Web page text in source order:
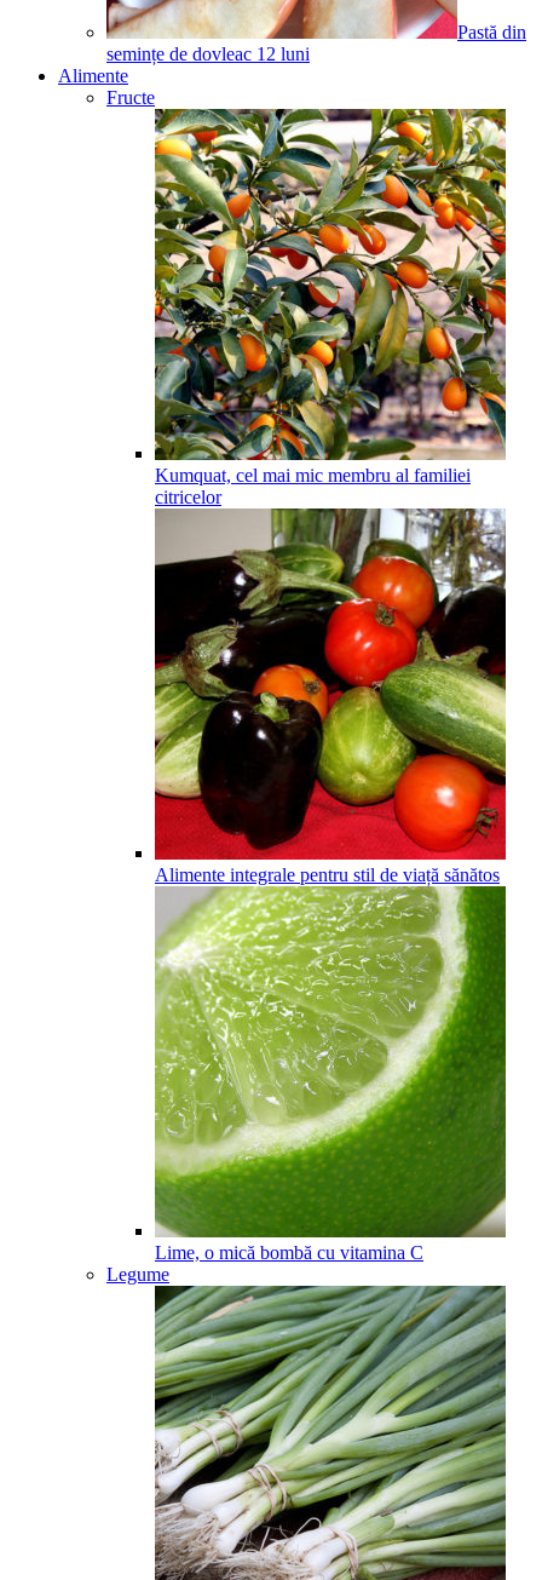
Pastă din
semințe de dovleac 12 luni
Alimente
Fructe
Kumquat, cel mai mic membru al familiei
citricelor
Alimente integrale pentru stil de viață sănătos
Lime, o mică bombă cu vitamina C
Legume